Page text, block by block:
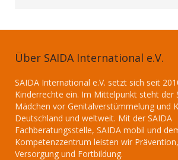
Über SAIDA International e.V.
SAIDA International e.V. setzt sich seit
Kinderrechte ein. Im Mittelpunkt steht der
Mädchen vor Genitalverstümmelung und
Deutschland und weltweit. Mit der SAIDA
Fachberatungsstelle, SAIDA mobil und
Kompetenzzentrum leisten wir
Versorgung und Fortbildung.